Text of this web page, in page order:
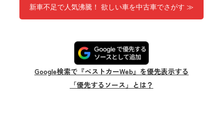
新車不足で人気沸騰！ 欲しい車を中古車でさがす ≫
Google検索で『ベストカーWeb』を優先表示する
「優先するソース」とは？